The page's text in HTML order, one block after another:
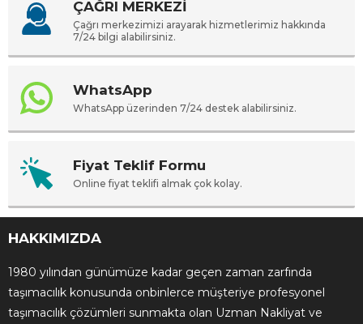
ÇAĞRI MERKEZİ
Çağrı merkezimizi arayarak hizmetlerimiz hakkında
7/24 bilgi alabilirsiniz.
WhatsApp
WhatsApp üzerinden 7/24 destek alabilirsiniz.
Fiyat Teklif Formu
Online fiyat teklifi almak çok kolay.
HAKKIMIZDA
1980 yılından günümüze kadar geçen zaman zarfında
taşımacılık konusunda onbinlerce müşteriye profesyonel
taşımacılık çözümleri sunmakta olan Uzman Nakliyat ve